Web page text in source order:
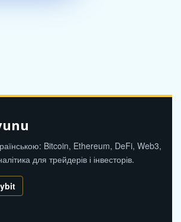
Bitcoin, Ethereum, DeFi, Web3,
для трейдерів і інвесторів.